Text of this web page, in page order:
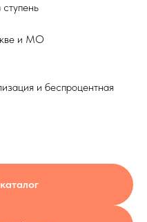
и МО
и беспроцентная